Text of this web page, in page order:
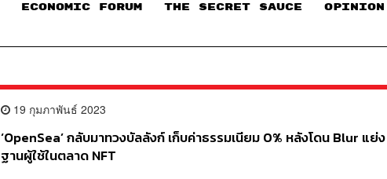
ECONOMIC FORUM THE SECRET SAUCE​ OPINION
19 กุมภาพันธ์ 2023
‘OpenSea’ กลับมาทวงบัลลังก์ เก็บค่าธรรมเนียม 0% หลังโดน Blur แย่ง
ฐานผู้ใช้ในตลาด NFT